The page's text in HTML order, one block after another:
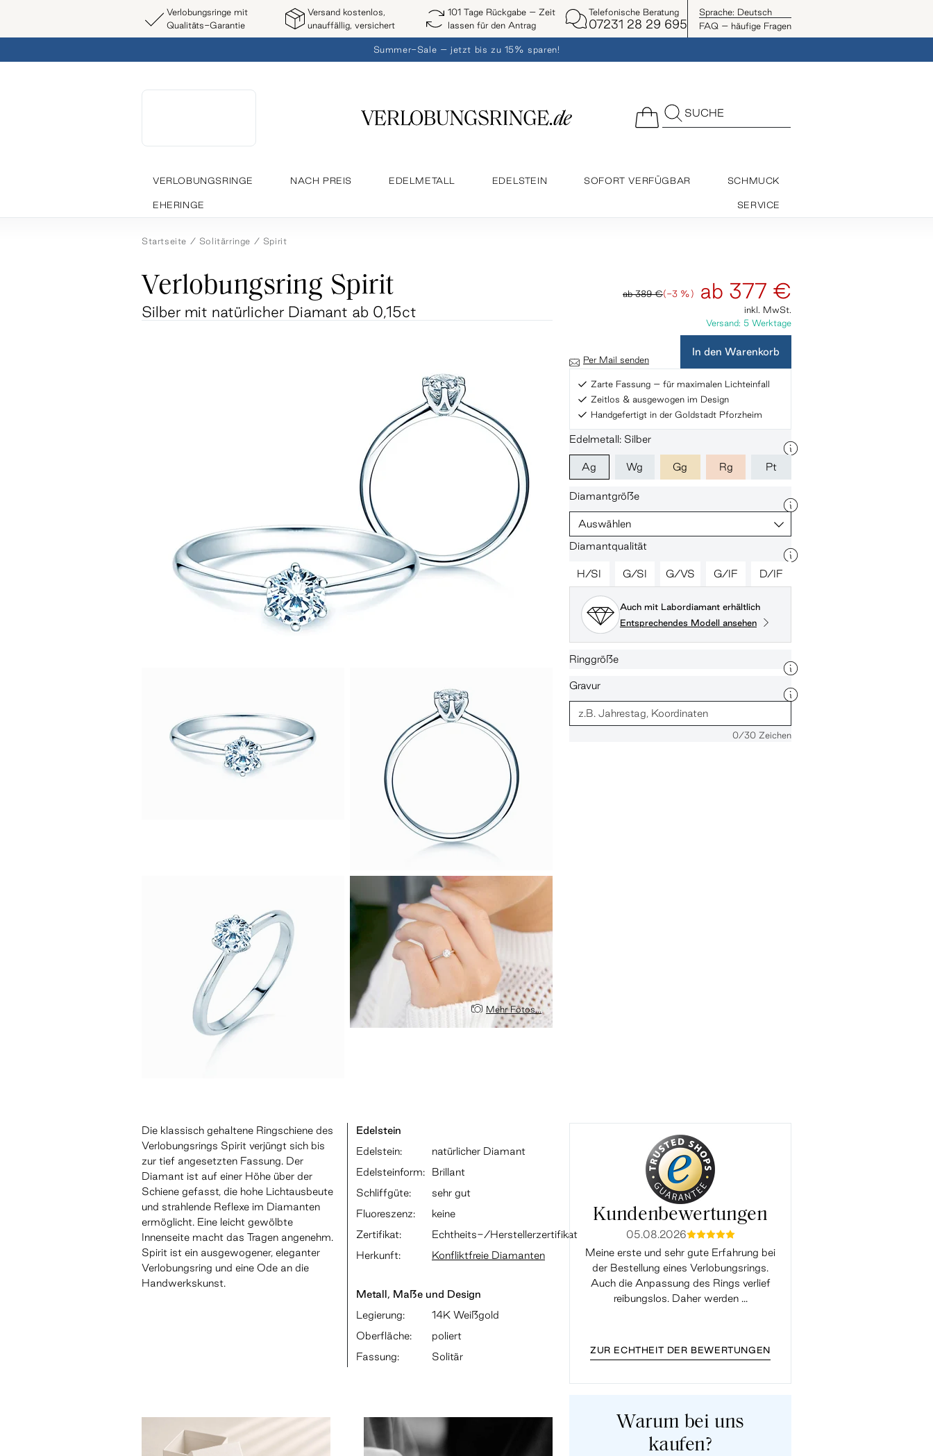
Verlobungsringe mit
Qualitäts-Garantie
Versand kostenlos,
unauffällig, versichert
101 Tage Rückgabe – Zeit
lassen für den Antrag
Telefonische Beratung
07231 28 29 695
Sprache: Deutsch
FAQ – häufige Fragen
Summer-Sale – jetzt bis zu 15% sparen!
SUCHE
VERLOBUNGSRINGE NACH PREIS EDELMETALL EDELSTEIN SOFORT VERFÜGBAR SCHMUCK
EHERINGE SERVICE
Startseite Solitärringe Spirit
Verlobungsring Spirit
Silber mit natürlicher Diamant ab 0,15ct
Mehr Fotos...
ab389 €(-3 %) ab 377 €
inkl. MwSt.
Versand: 5 Werktage
Per Mail senden
In den Warenkorb
Zarte Fassung – für maximalen Lichteinfall
Zeitlos & ausgewogen im Design
Handgefertigt in der Goldstadt Pforzheim
Edelmetall: Silber
Ag Wg Gg Rg Pt
Diamantgröße
Auswählen
Diamantqualität
H/SI G/SI G/VS G/IF D/IF
Auch mit Labordiamant erhältlich
Entsprechendes Modell ansehen
Ringgröße
Gravur
0/30 Zeichen
Die klassisch gehaltene Ringschiene des
Verlobungsrings Spirit verjüngt sich bis
zur tief angesetzten Fassung. Der
Diamant ist auf einer Höhe über der
Schiene gefasst, die hohe Lichtausbeute
und strahlende Reflexe im Diamanten
ermöglicht. Eine leicht gewölbte
Innenseite macht das Tragen angenehm.
Spirit ist ein ausgewogener, eleganter
Verlobungsring und eine Ode an die
Handwerkskunst.
Edelstein
Edelstein:
natürlicher Diamant
Edelsteinform:
Brillant
Schliffgüte:
sehr gut
Fluoreszenz:
keine
Zertifikat:
Echtheits-/Herstellerzertifikat
Herkunft:
Konfliktfreie Diamanten
Metall, Maße und Design
Legierung:
14K Weißgold
Oberfläche:
poliert
Fassung:
Solitär
Kundenbewertungen
05.08.2026mmmmm
Meine erste und sehr gute Erfahrung bei
der Bestellung eines Verlobungsrings.
Auch die Anpassung des Rings verlief
reibungslos. Daher werden ...
ZUR ECHTHEIT DER BEWERTUNGEN
Warum bei uns
kaufen?